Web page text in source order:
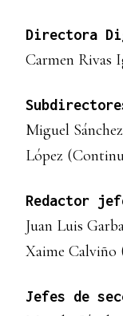
Directora
Carmen Rivas
Miguel
López
Redactor
Juan Luis
Xaime Calviño
Jefes de